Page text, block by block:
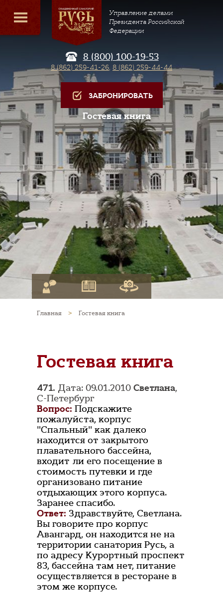
Управление делами
Президента Российской
Федерации
8 (800) 100-19-53
8 (862) 259-41-26, 8 (862) 259-44-44
ЗАБРОНИРОВАТЬ
Гостевая книга
Главная > Гостевая книга
Гостевая книга
471. Дата: 09.01.2010 Светлана,
С-Петербург
Вопрос: Подскажите
пожалуйста, корпус
"Спальный" как далеко
находится от закрытого
плавательного бассейна,
входит ли его посещение в
стоимость путевки и где
организовано питание
отдыхающих этого корпуса.
Заранее спасибо.
Ответ: Здравствуйте, Светлана.
Вы говорите про корпус
Авангард, он находится не на
территории санатория Русь, а
по адресу Курортный проспект
83, бассейна там нет, питание
осуществляется в ресторане в
этом же корпусе.